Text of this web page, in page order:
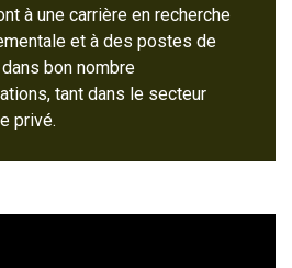
à une carrière en recherche
et à des postes de
bon nombre
tant dans le secteur
privé.